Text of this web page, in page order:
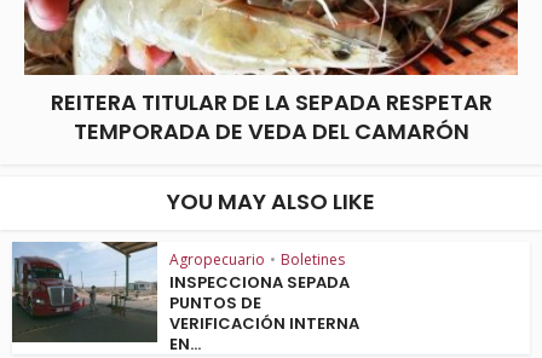
REITERA TITULAR DE LA SEPADA RESPETAR
TEMPORADA DE VEDA DEL CAMARÓN
YOU MAY ALSO LIKE
Agropecuario • Boletines
INSPECCIONA SEPADA
PUNTOS DE
VERIFICACIÓN INTERNA
EN...